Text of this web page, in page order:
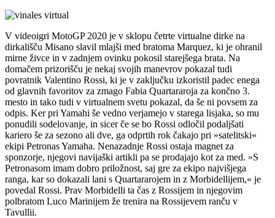
V videoigri MotoGP 2020 je v sklopu četrte virtualne dirke na
dirkališču Misano slavil mlajši med bratoma Marquez, ki je ohranil
mirne živce in v zadnjem ovinku pokosil starejšega brata. Na
domačem prizorišču je nekaj svojih manevrov pokazal tudi
povratnik Valentino Rossi, ki je v zaključku izkoristil padec enega
od glavnih favoritov za zmago Fabia Quartararoja za končno 3.
mesto in tako tudi v virtualnem svetu pokazal, da še ni povsem za
odpis. Ker pri Yamahi še vedno verjamejo v starega lisjaka, so mu
ponudili sodelovanje, in sicer če se bo Rossi odločil podaljšati
kariero še za sezono ali dve, ga odprtih rok čakajo pri »satelitski«
ekipi Petronas Yamaha. Nenazadnje Rossi ostaja magnet za
sponzorje, njegovi navijaški artikli pa se prodajajo kot za med. »S
Petronasom imam dobro priložnost, saj gre za ekipo najvišjega
ranga, kar so dokazali lani s Quartararojem in z Morbidellijem,« je
povedal Rossi. Prav Morbidelli ta čas z Rossijem in njegovim
polbratom Luco Marinijem že trenira na Rossijevem ranču v
Tavullii.